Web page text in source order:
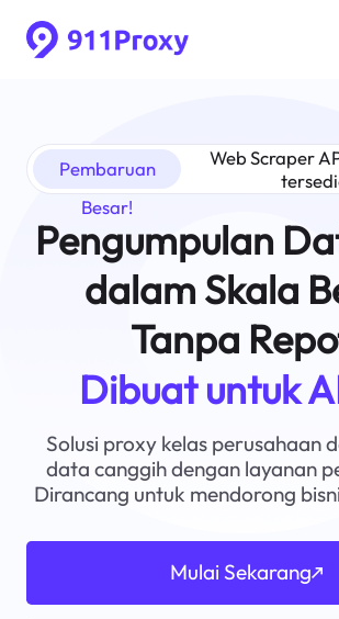
Pembaruan
Besar!
Web Scraper
Pengumpulan
dalam Skala
Tanpa
Dibuat untuk
Solusi proxy kelas perusahaan
data canggih dengan layanan
Dirancang untuk mendorong
Mulai Sekarang